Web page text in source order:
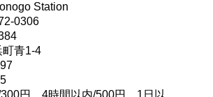
Station
0306
青1-4